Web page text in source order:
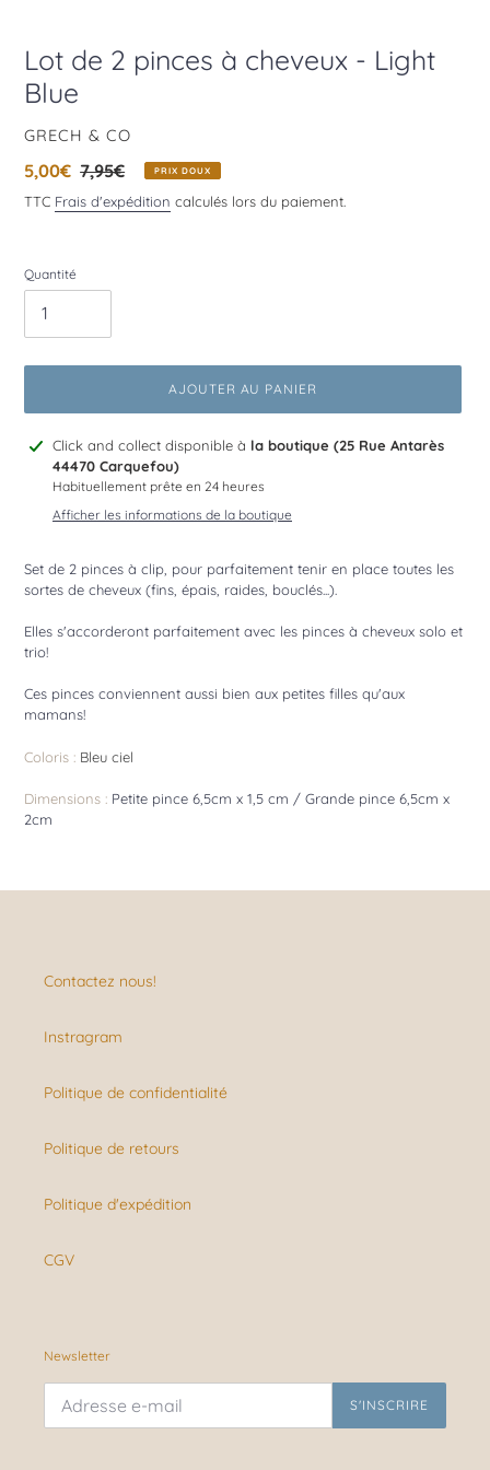
Lot de 2 pinces à cheveux - Light
Blue
DISTRIBUTEUR
GRECH & CO
Prix
réduit
5,00€ Prix
normal
7,95€ PRIX DOUX
TTC Frais d'expédition calculés lors du paiement.
Quantité
AJOUTER AU PANIER
Ajout
produit
votre
Click and collect disponible à la boutique (25 Rue Antarès
44470 Carquefou)
Habituellement prête en 24 heures
Afficher les informations de la boutique
Set de 2 pinces à clip, pour parfaitement tenir en place toutes les
sortes de cheveux (fins, épais, raides, bouclés...).
Elles s'accorderont parfaitement avec les pinces à cheveux solo et
trio!
Ces pinces conviennent aussi bien aux petites filles qu'aux
mamans!
Coloris : Bleu ciel
Dimensions : Petite pince 6,5cm x 1,5 cm / Grande pince 6,5cm x
2cm
Contactez nous!
Instragram
Politique de confidentialité
Politique de retours
Politique d'expédition
CGV
Newsletter
S'INSCRIRE